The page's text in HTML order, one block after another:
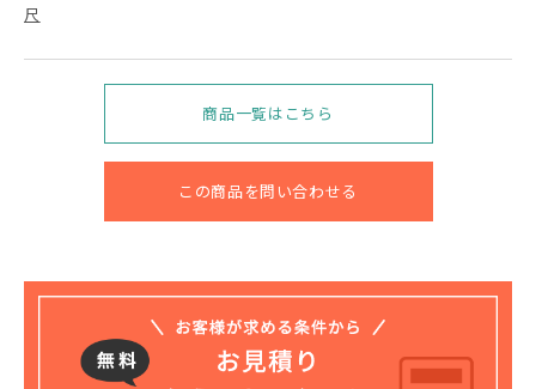
尺
商品一覧はこちら
この商品を問い合わせる